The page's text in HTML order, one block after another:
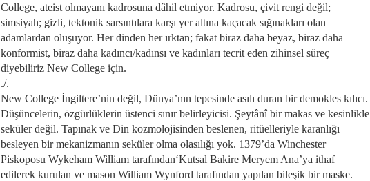
College, ateist olmayanı kadrosuna dâhil etmiyor. Kadrosu, çivit rengi değil;
simsiyah; gizli, tektonik sarsıntılara karşı yer altına kaçacak sığınakları olan
adamlardan oluşuyor. Her dinden her ırktan; fakat biraz daha beyaz, biraz daha
konformist, biraz daha kadıncı/kadınsı ve kadınları tecrit eden zihinsel süreç
diyebiliriz New College için.
./.
New College İngiltere’nin değil, Dünya’nın tepesinde asılı duran bir demokles kılıcı.
Düşüncelerin, özgürlüklerin üstenci sınır belirleyicisi. Şeytânî bir makas ve kesinlikle
seküler değil. Tapınak ve Din kozmolojisinden beslenen, ritüelleriyle karanlığı
besleyen bir mekanizmanın seküler olma olasılığı yok. 1379’da Winchester
Piskoposu Wykeham William tarafından‘Kutsal Bakire Meryem Ana’ya ithaf
edilerek kurulan ve mason William Wynford tarafından yapılan bileşik bir maske.